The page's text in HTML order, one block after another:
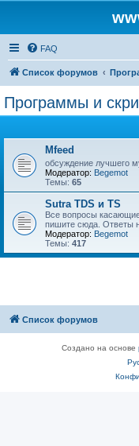
FAQ
Список форумов
Программы и
Mfeed
обсуждение лучшего
Модератор: Begemot
Темы: 65
Sutra TDS и TS
Все вопросы
пишите сюда. Ответы
Модератор: Begemot
Темы: 417
Список форумов
Создано на основе